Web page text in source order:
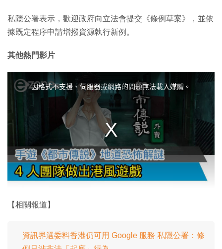
私隱公署表示，歡迎政府向立法會提交《條例草案》，並依
據既定程序申請增撥資源執行新例。
其他熱門影片
a
.
因格式不支援、伺服器或網路的問題無法載入媒體。
【相關報道】
資訊界選委料香港仍可用 Google 服務 私隱公署：修